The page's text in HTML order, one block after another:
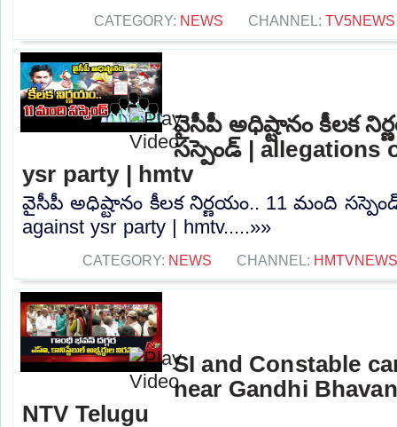
CATEGORY: NEWS CHANNEL: TV5NEWS
వైసీపీ అధిష్టానం కీలక
సస్పెండ్ | allegations
ysr party | hmtv
వైసీపీ అధిష్టానం కీలక నిర్ణయం.. 11 మంది సస్పెండ్
against ysr party | hmtv.....»»
CATEGORY: NEWS CHANNEL: HMTVNEWS
SI and Constable
near Gandhi
NTV Telugu